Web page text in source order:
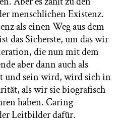
menschlichen Existenz.
als einen Weg aus dem
das Sicherste, um das wir
die nun mit dem
aber dann auch als
und sein wird, wird sich in
als wir sie biografisch
haben. Caring
Leitbilder dafür.